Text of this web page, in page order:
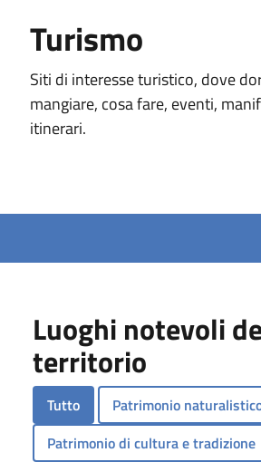
Turismo
Siti di interesse turistico, dove
mangiare, cosa fare, eventi,
itinerari.
Luoghi notevoli
territorio
Tutto
Patrimonio
Patrimonio di cultura e tradizione